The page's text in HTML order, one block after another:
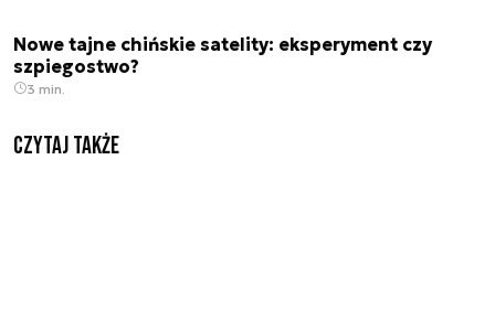
Nowe tajne chińskie satelity: eksperyment czy
szpiegostwo?
3 min.
Czytaj także